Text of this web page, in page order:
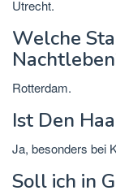
Utrecht.
Welche
Rotterdam.
Ist Den
Ja, besonders bei
Soll ich in